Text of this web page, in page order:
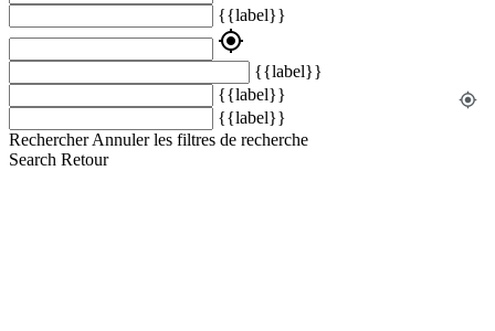
{{label}}
my_location
my_location
{{label}}
{{label}}
{{label}}
Rechercher Annuler les filtres de recherche
Search Retour